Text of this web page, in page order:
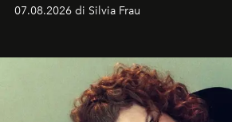
07.08.2026 di Silvia Frau